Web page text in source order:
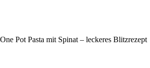
One Pot Pasta mit Spinat – leckeres Blitzrezept